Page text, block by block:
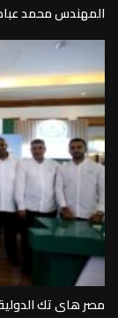
المهندس محمد
مصر هاى تك